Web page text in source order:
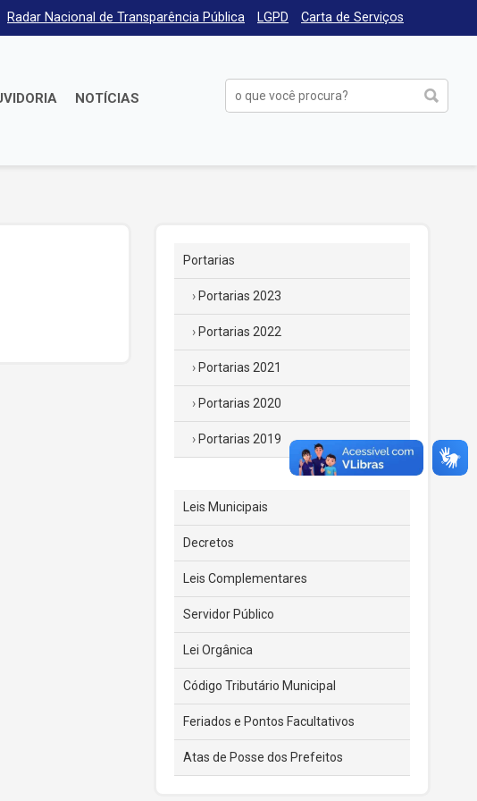
Radar Nacional de Transparência Pública LGPD Carta de Serviços
NOTÍCIAS
Portarias
Portarias 2023
Portarias 2022
Portarias 2021
Portarias 2020
Portarias 2019
Leis Municipais
Decretos
Leis Complementares
Servidor Público
Lei Orgânica
Código Tributário Municipal
Feriados e Pontos Facultativos
Atas de Posse dos Prefeitos